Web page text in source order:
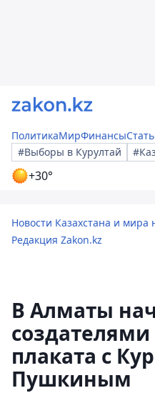
ПолитикаМирФинансы
#Выборы в Курултай
+30°
Новости Казахстана и мира
Редакция Zakon.kz
В Алматы
создателями
плаката с
Пушкиным